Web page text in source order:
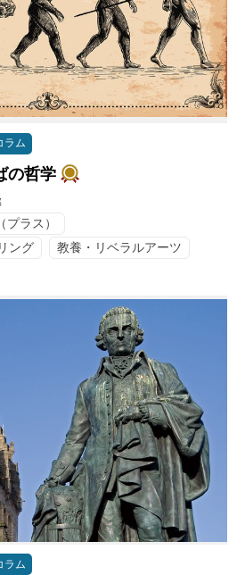
ラム
の哲学
ラス）
ング
教養・リベラルアーツ
ラム